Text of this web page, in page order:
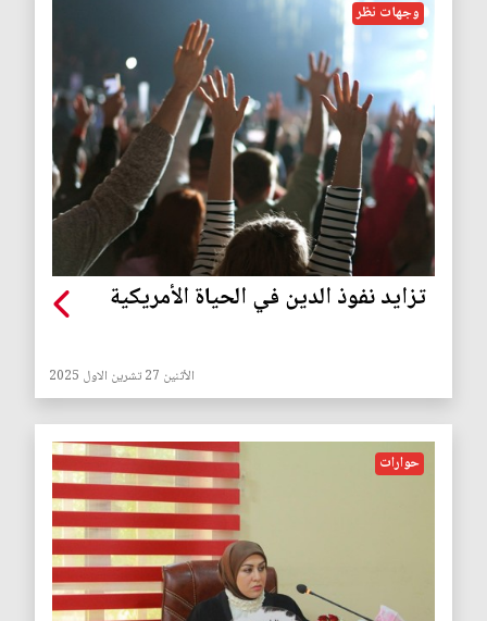
وجهات نظر
تزايد نفوذ الدين في الحياة الأمريكية
الأثنين 27 تشرين الاول 2025
حوارات